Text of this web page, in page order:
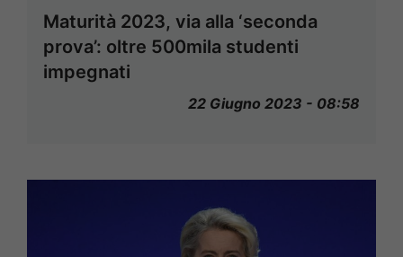
Maturità 2023, via alla ‘seconda
prova’: oltre 500mila studenti
impegnati
22 Giugno 2023 - 08:58